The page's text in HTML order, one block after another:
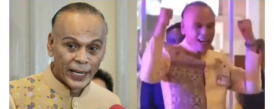
สร้างความเดือดร้อนให้ประชาชน